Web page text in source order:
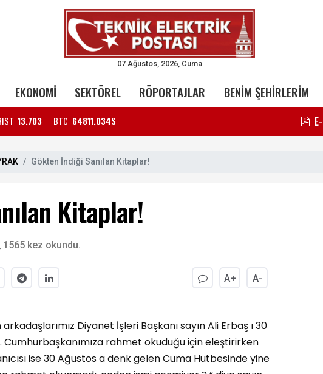
07 Ağustos, 2026, Cuma
EKONOMİ SEKTÖREL RÖPORTAJLAR BENİM ŞEHİRLERİM
13.703 BTC 64811.034$
Gökten İndiği Sanılan Kitaplar!
Kitaplar!
1565 kez okundu.
A+ A-
Diyanet İşleri Başkanı sayın Ali Erbaş ı 30
Cumhurbaşkanımıza rahmet okuduğu için eleştirirken
ise 30 Ağustos a denk gelen Cuma Hutbesinde yine